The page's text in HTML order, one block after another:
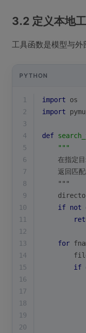
3.2 定义本地
工具函数是模型与
PYTHON
1 import os
2
import
3
4
def
5
"""
6
在指定
7
返回匹
8
    """
9
10
if not
11
12
13
for
14
15
if
16
17
18
19
20